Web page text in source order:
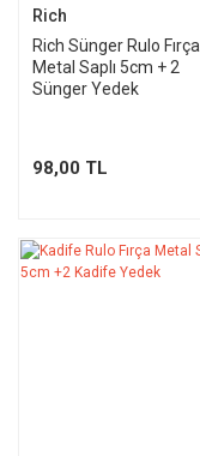
Rich
Rich Sünger Rulo Fırça
Metal Saplı 5cm + 2
Sünger Yedek
98,00 TL